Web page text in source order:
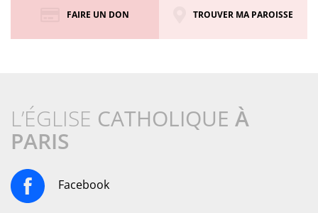
FAIRE UN DON TROUVER MA PAROISSE
L’ÉGLISE CATHOLIQUE À
PARIS
Facebook